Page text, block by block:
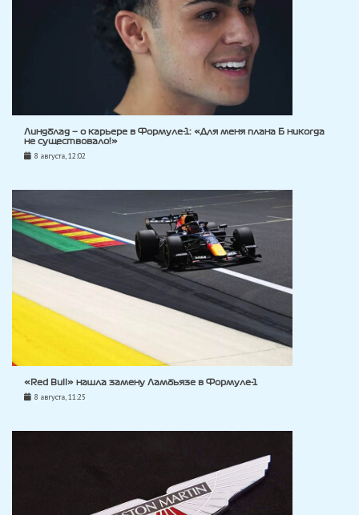
Линдблад — о карьере в Формуле-1: «Для меня плана Б никогда
не существовало!»
8 августа, 12:02
«Red Bull» нашла замену Ламбьязе в Формуле-1
8 августа, 11:25